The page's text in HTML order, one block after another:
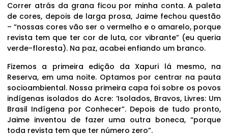
Correr atrás da grana ficou por minha conta. A paleta
de cores, depois de larga prosa, Jaime fechou questão
– “nossas cores vão ser o vermelho e o amarelo, porque
revista tem que ter cor de luta, cor vibrante” (eu queria
verde-floresta). Na paz, acabei enfiando um branco.
Fizemos a primeira edição da Xapuri lá mesmo, na
Reserva, em uma noite. Optamos por centrar na pauta
socioambiental. Nossa primeira capa foi sobre os povos
indígenas isolados do Acre: ‘Isolados, Bravos, Livres: Um
Brasil Indígena por Conhecer”. Depois de tudo pronto,
Jaime inventou de fazer uma outra boneca, “porque
toda revista tem que ter número zero”.